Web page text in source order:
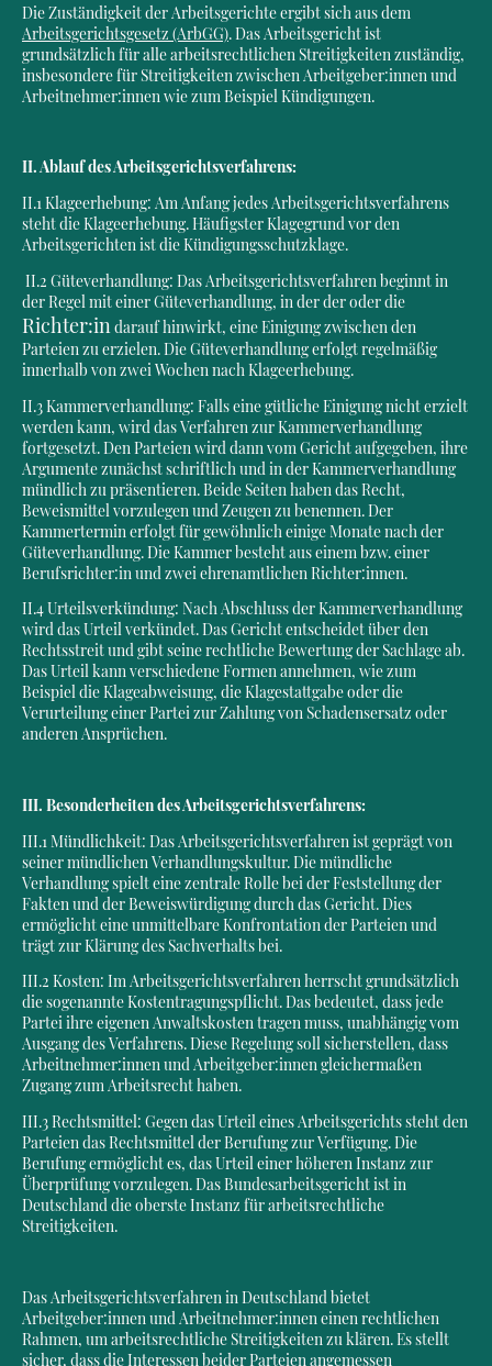
Die Zuständigkeit der Arbeitsgerichte ergibt sich aus dem
Arbeitsgerichtsgesetz (ArbGG) . Das Arbeitsgericht ist
grundsätzlich für alle arbeitsrechtlichen Streitigkeiten zuständig,
insbesondere für Streitigkeiten zwischen Arbeitgeber:innen und
Arbeitnehmer:innen wie zum Beispiel Kündigungen.
II. Ablauf des Arbeitsgerichtsverfahrens:
II.1 Klageerhebung: Am Anfang jedes Arbeitsgerichtsverfahrens
steht die Klageerhebung. Häufigster Klagegrund vor den
Arbeitsgerichten ist die Kündigungsschutzklage.
II.2 Güteverhandlung: Das Arbeitsgerichtsverfahren beginnt in
der Regel mit einer Güteverhandlung, in der der oder die
Richter:in darauf hinwirkt, eine Einigung zwischen den
Parteien zu erzielen. Die Güteverhandlung erfolgt regelmäßig
innerhalb von zwei Wochen nach Klageerhebung.
II.3 Kammerverhandlung: Falls eine gütliche Einigung nicht erzielt
werden kann, wird das Verfahren zur Kammerverhandlung
fortgesetzt. Den Parteien wird dann vom Gericht aufgegeben, ihre
Argumente zunächst schriftlich und in der Kammerverhandlung
mündlich zu präsentieren. Beide Seiten haben das Recht,
Beweismittel vorzulegen und Zeugen zu benennen. Der
Kammertermin erfolgt für gewöhnlich einige Monate nach der
Güteverhandlung. Die Kammer besteht aus einem bzw. einer
Berufsrichter:in und zwei ehrenamtlichen Richter:innen.
II.4 Urteilsverkündung: Nach Abschluss der Kammerverhandlung
wird das Urteil verkündet. Das Gericht entscheidet über den
Rechtsstreit und gibt seine rechtliche Bewertung der Sachlage ab.
Das Urteil kann verschiedene Formen annehmen, wie zum
Beispiel die Klageabweisung, die Klagestattgabe oder die
Verurteilung einer Partei zur Zahlung von Schadensersatz oder
anderen Ansprüchen.
III. Besonderheiten des Arbeitsgerichtsverfahrens:
III.1 Mündlichkeit: Das Arbeitsgerichtsverfahren ist geprägt von
seiner mündlichen Verhandlungskultur. Die mündliche
Verhandlung spielt eine zentrale Rolle bei der Feststellung der
Fakten und der Beweiswürdigung durch das Gericht. Dies
ermöglicht eine unmittelbare Konfrontation der Parteien und
trägt zur Klärung des Sachverhalts bei.
III.2 Kosten: Im Arbeitsgerichtsverfahren herrscht grundsätzlich
die sogenannte Kostentragungspflicht. Das bedeutet, dass jede
Partei ihre eigenen Anwaltskosten tragen muss, unabhängig vom
Ausgang des Verfahrens. Diese Regelung soll sicherstellen, dass
Arbeitnehmer:innen und Arbeitgeber:innen gleichermaßen
Zugang zum Arbeitsrecht haben.
III.3 Rechtsmittel: Gegen das Urteil eines Arbeitsgerichts steht den
Parteien das Rechtsmittel der Berufung zur Verfügung. Die
Berufung ermöglicht es, das Urteil einer höheren Instanz zur
Überprüfung vorzulegen. Das Bundesarbeitsgericht ist in
Deutschland die oberste Instanz für arbeitsrechtliche
Streitigkeiten.
Das Arbeitsgerichtsverfahren in Deutschland bietet
Arbeitgeber:innen und Arbeitnehmer:innen einen rechtlichen
Rahmen, um arbeitsrechtliche Streitigkeiten zu klären. Es stellt
sicher, dass die Interessen beider Parteien angemessen